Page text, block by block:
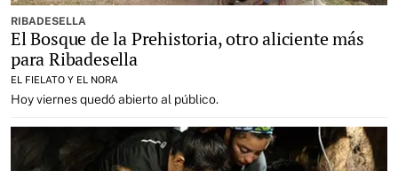
RIBADESELLA
El Bosque de la Prehistoria, otro aliciente más
para Ribadesella
EL FIELATO Y EL NORA
Hoy viernes quedó abierto al público.